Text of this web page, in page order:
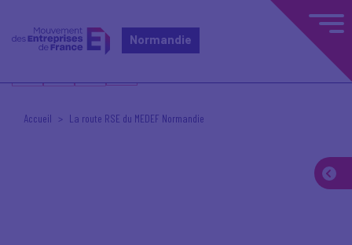
Normandie
Accueil La route RSE du MEDEF Normandie